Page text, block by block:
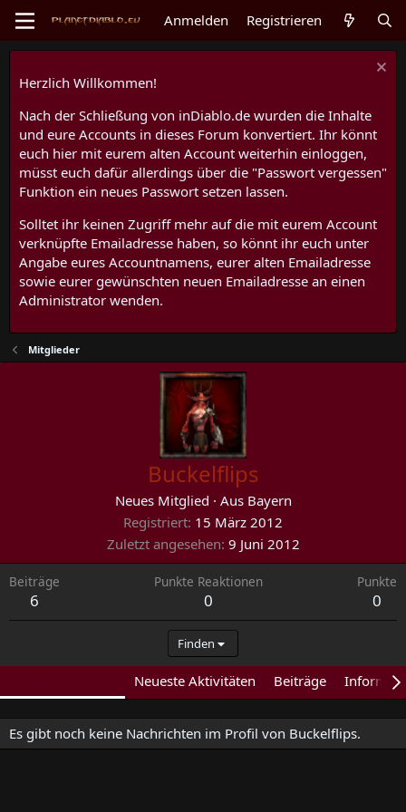
Anmelden Registrieren
Herzlich Willkommen!
Nach der Schließung von inDiablo.de wurden die Inhalte
und eure Accounts in dieses Forum konvertiert. Ihr könnt
euch hier mit eurem alten Account weiterhin einloggen,
müsst euch dafür allerdings über die "Passwort vergessen"
Funktion ein neues Passwort setzen lassen.
Solltet ihr keinen Zugriff mehr auf die mit eurem Account
verknüpfte Emailadresse haben, so könnt ihr euch unter
Angabe eures Accountnamens, eurer alten Emailadresse
sowie eurer gewünschten neuen Emailadresse an einen
Administrator wenden.
Mitglieder
Buckelflips
Neues Mitglied · Aus Bayern
Registriert 15 März 2012
Zuletzt angesehen 9 Juni 2012
Beiträge
6
Punkte Reaktionen
0
Punkte
0
Finden
Neueste Aktivitäten Beiträge
Es gibt noch keine Nachrichten im Profil von Buckelflips.